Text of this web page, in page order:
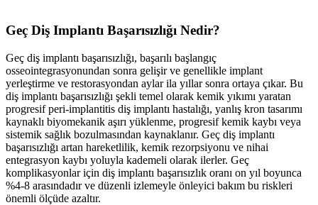
Geç Diş Implantı Başarısızlığı Nedir?
Geç diş implantı başarısızlığı, başarılı başlangıç
osseointegrasyonundan sonra gelişir ve genellikle implant
yerleştirme ve restorasyondan aylar ila yıllar sonra ortaya çıkar. Bu
diş implantı başarısızlığı şekli temel olarak kemik yıkımı yaratan
progresif peri-implantitis diş implantı hastalığı, yanlış kron tasarımı
kaynaklı biyomekanik aşırı yüklenme, progresif kemik kaybı veya
sistemik sağlık bozulmasından kaynaklanır. Geç diş implantı
başarısızlığı artan hareketlilik, kemik rezorpsiyonu ve nihai
entegrasyon kaybı yoluyla kademeli olarak ilerler. Geç
komplikasyonlar için diş implantı başarısızlık oranı on yıl boyunca
%4-8 arasındadır ve düzenli izlemeyle önleyici bakım bu riskleri
önemli ölçüde azaltır.